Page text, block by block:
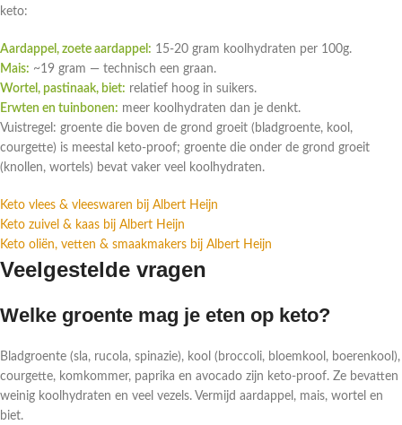
keto:
Aardappel, zoete aardappel: 15-20 gram koolhydraten per 100g.
Mais: ~19 gram — technisch een graan.
Wortel, pastinaak, biet: relatief hoog in suikers.
Erwten en tuinbonen: meer koolhydraten dan je denkt.
Vuistregel: groente die boven de grond groeit (bladgroente, kool,
courgette) is meestal keto-proof; groente die onder de grond groeit
(knollen, wortels) bevat vaker veel koolhydraten.
Keto vlees & vleeswaren bij Albert Heijn
Keto zuivel & kaas bij Albert Heijn
Keto oliën, vetten & smaakmakers bij Albert Heijn
Veelgestelde vragen
Welke groente mag je eten op keto?
Bladgroente (sla, rucola, spinazie), kool (broccoli, bloemkool, boerenkool),
courgette, komkommer, paprika en avocado zijn keto-proof. Ze bevatten
weinig koolhydraten en veel vezels. Vermijd aardappel, mais, wortel en
biet.